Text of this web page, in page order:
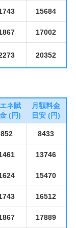
15684
17002
20352
ネ賦
(円)
月額料金
目安 (円)
852 8433
13746
15470
16512
17889